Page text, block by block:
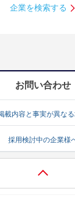
【4年生】
説明会を探す
ポート
！
企業を検索する
お問い合わせ
載内容と事実が異な
採用検討中の企業様